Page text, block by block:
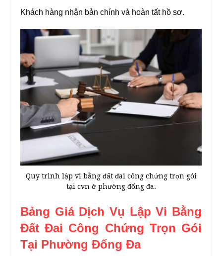
Khách hàng nhận bản chính và hoàn tất hồ sơ.
Quy trình lập vi bằng đất đai công chứng trọn gói
tại cvn ở phường đống đa.
Bảng Giá Dịch Vụ Lập Vi Bằng
Đất Đai Công Chứng Trọn Gói
Tại Phường Đống Đa